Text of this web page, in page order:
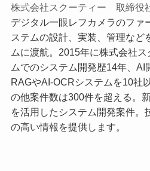
株式会社スクーティー 取締役
デジタル一眼レフカメラのファ
ステムの設計、実装、管理など
ムに渡航。2015年に株式会社
ムでのシステム開発歴14年、AI
RAGやAI-OCRシステムを10社
の他案件数は300件を超える。
を活用したシステム開発案件。
の高い情報を提供します。